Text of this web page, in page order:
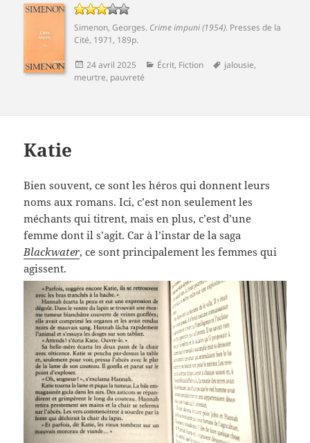
Simenon, Georges. Crime impuni (1954). Presses de la
Cité, 1971, 189p.
Publié
le
24 avril 2025 Catégories
Écrit, Fiction
Mots-
jalousie,
meurtre, pauvreté
Katie
Bien souvent, ce sont les héros qui donnent leurs
noms aux romans. Ici, c’est non seulement les
méchants qui titrent, mais en plus, c’est d’une
femme dont il s’agit. Car à l’instar de la saga
Blackwater, ce sont principalement les femmes qui
agissent.